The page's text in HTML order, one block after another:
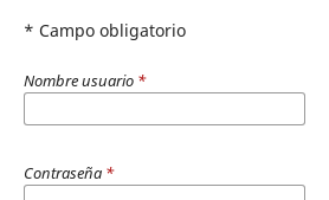
* Campo obligatorio
Nombre usuario *
Contraseña *